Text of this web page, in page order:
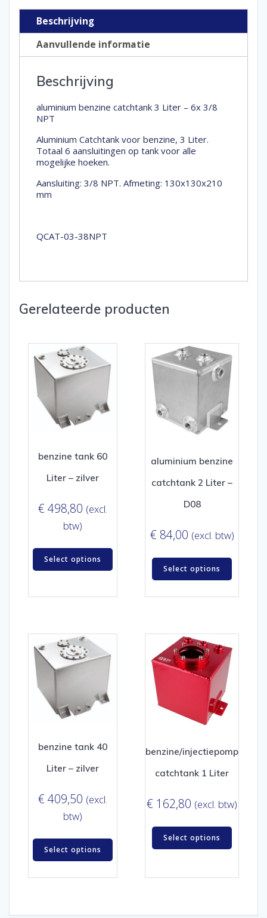
3/8
NPT
aantal
Beschrijving
Aanvullende informatie
Beschrijving
aluminium benzine catchtank 3 Liter – 6x 3/8
NPT
Aluminium Catchtank voor benzine, 3 Liter.
Totaal 6 aansluitingen op tank voor alle
mogelijke hoeken.
Aansluiting: 3/8 NPT. Afmeting: 130x130x210
mm
QCAT-03-38NPT
Gerelateerde producten
benzine tank 60
Liter – zilver
€ 498,80 (excl.
btw)
Select options
aluminium benzine
catchtank 2 Liter –
D08
€ 84,00 (excl. btw)
Select options
benzine tank 40
Liter – zilver
€ 409,50 (excl.
btw)
Select options
benzine/injectiepomp
catchtank 1 Liter
€ 162,80 (excl. btw)
Select options